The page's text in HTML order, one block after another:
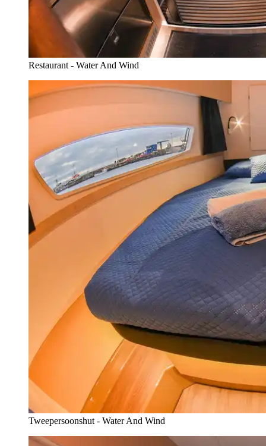
Restaurant - Water And Wind
Tweepersoonshut - Water And Wind